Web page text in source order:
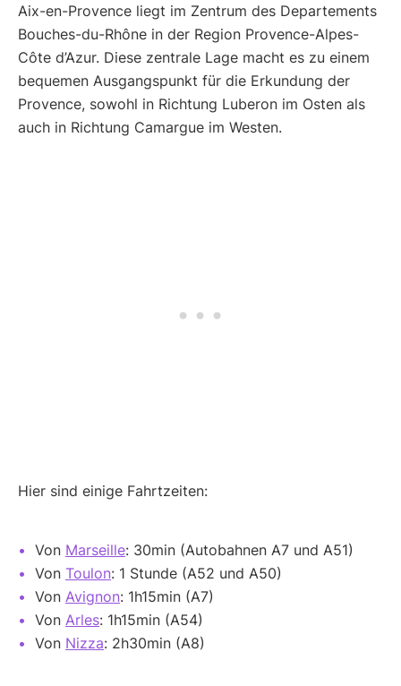
Aix-en-Provence liegt im Zentrum des Departements
Bouches-du-Rhône in der Region Provence-Alpes-
Côte d’Azur. Diese zentrale Lage macht es zu einem
bequemen Ausgangspunkt für die Erkundung der
Provence, sowohl in Richtung Luberon im Osten als
auch in Richtung Camargue im Westen.
Hier sind einige Fahrtzeiten:
Von Marseille: 30min (Autobahnen A7 und A51)
Von Toulon: 1 Stunde (A52 und A50)
Von Avignon: 1h15min (A7)
Von Arles: 1h15min (A54)
Von Nizza: 2h30min (A8)